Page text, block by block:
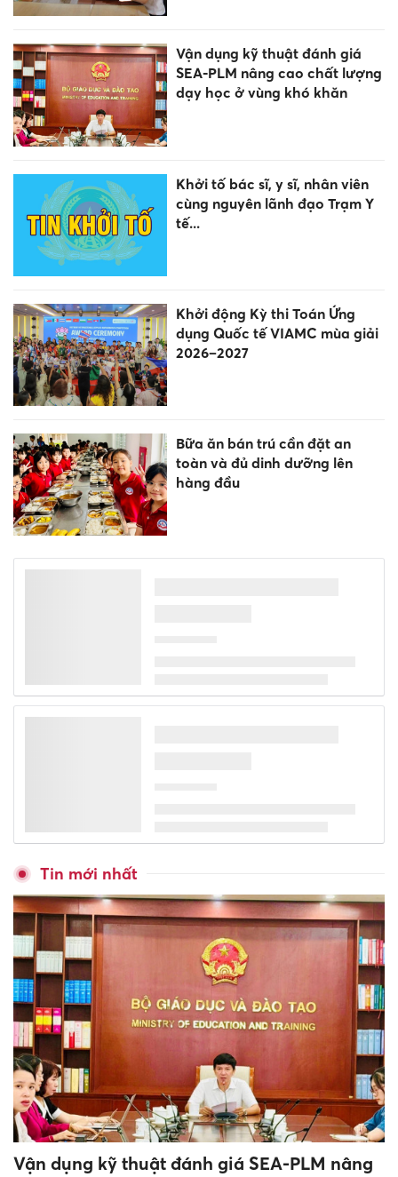
Vận dụng kỹ thuật đánh giá
SEA-PLM nâng cao chất lượng
dạy học ở vùng khó khăn
Khởi tố bác sĩ, y sĩ, nhân viên
cùng nguyên lãnh đạo Trạm Y
tế...
Khởi động Kỳ thi Toán Ứng
dụng Quốc tế VIAMC mùa giải
2026–2027
Bữa ăn bán trú cần đặt an
toàn và đủ dinh dưỡng lên
hàng đầu
Tin mới nhất
Vận dụng kỹ thuật đánh giá SEA-PLM nâng